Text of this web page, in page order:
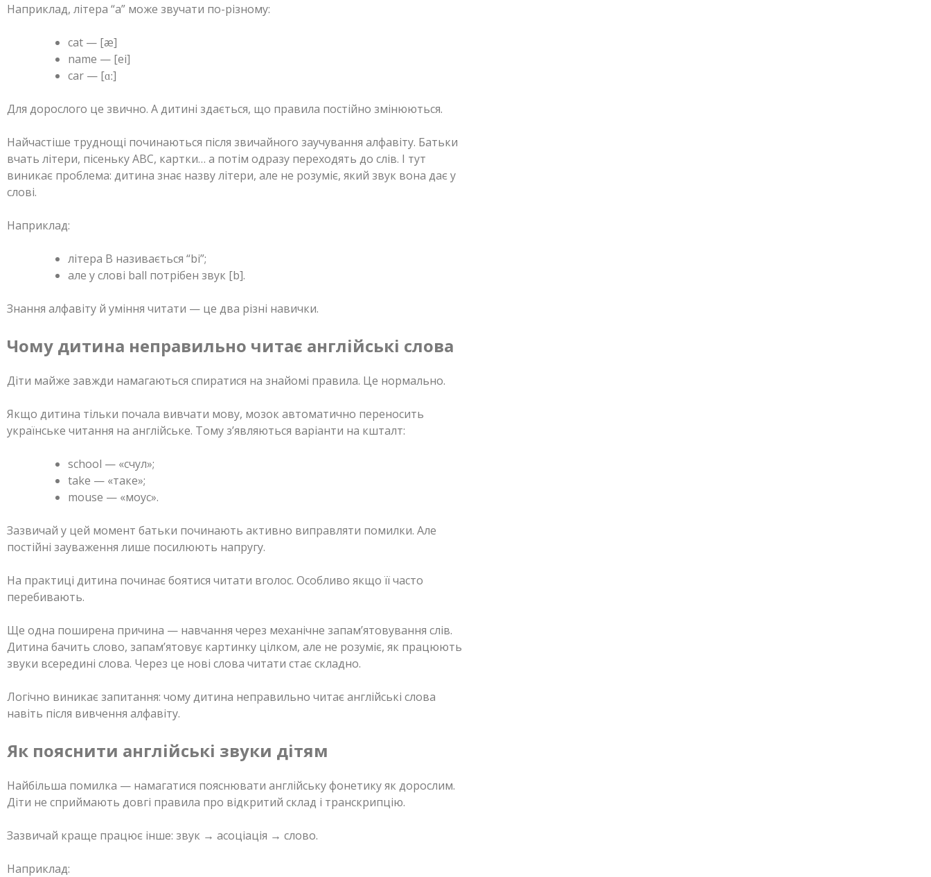
Наприклад, літера “a” може звучати по-різному:
cat — [æ]
name — [ei]
car — [ɑː]
Для дорослого це звично. А дитині здається, що правила постійно змінюються.
Найчастіше труднощі починаються після звичайного заучування алфавіту. Батьки
вчать літери, пісеньку ABC, картки… а потім одразу переходять до слів. І тут
виникає проблема: дитина знає назву літери, але не розуміє, який звук вона дає у
слові.
Наприклад:
літера B називається “bi”;
але у слові ball потрібен звук [b].
Знання алфавіту й уміння читати — це два різні навички.
Чому дитина неправильно читає англійські слова
Діти майже завжди намагаються спиратися на знайомі правила. Це нормально.
Якщо дитина тільки почала вивчати мову, мозок автоматично переносить
українське читання на англійське. Тому з’являються варіанти на кшталт:
school — «счул»;
take — «таке»;
mouse — «моус».
Зазвичай у цей момент батьки починають активно виправляти помилки. Але
постійні зауваження лише посилюють напругу.
На практиці дитина починає боятися читати вголос. Особливо якщо її часто
перебивають.
Ще одна поширена причина — навчання через механічне запам’ятовування слів.
Дитина бачить слово, запам’ятовує картинку цілком, але не розуміє, як працюють
звуки всередині слова. Через це нові слова читати стає складно.
Логічно виникає запитання: чому дитина неправильно читає англійські слова
навіть після вивчення алфавіту.
Як пояснити англійські звуки дітям
Найбільша помилка — намагатися пояснювати англійську фонетику як дорослим.
Діти не сприймають довгі правила про відкритий склад і транскрипцію.
Зазвичай краще працює інше: звук → асоціація → слово.
Наприклад: